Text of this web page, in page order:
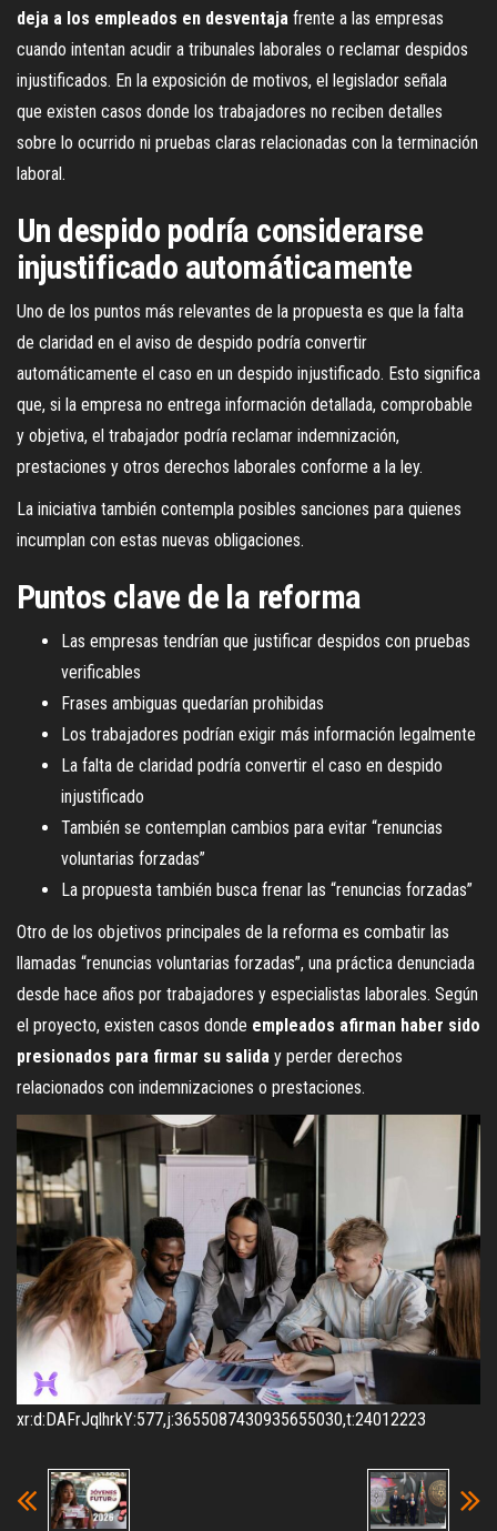
deja a los empleados en desventaja frente a las empresas
cuando intentan acudir a tribunales laborales o reclamar despidos
injustificados. En la exposición de motivos, el legislador señala
que existen casos donde los trabajadores no reciben detalles
sobre lo ocurrido ni pruebas claras relacionadas con la terminación
laboral.
Un despido podría considerarse
injustificado automáticamente
Uno de los puntos más relevantes de la propuesta es que la falta
de claridad en el aviso de despido podría convertir
automáticamente el caso en un despido injustificado. Esto significa
que, si la empresa no entrega información detallada, comprobable
y objetiva, el trabajador podría reclamar indemnización,
prestaciones y otros derechos laborales conforme a la ley.
La iniciativa también contempla posibles sanciones para quienes
incumplan con estas nuevas obligaciones.
Puntos clave de la reforma
Las empresas tendrían que justificar despidos con pruebas
verificables
Frases ambiguas quedarían prohibidas
Los trabajadores podrían exigir más información legalmente
La falta de claridad podría convertir el caso en despido
injustificado
También se contemplan cambios para evitar “renuncias
voluntarias forzadas”
La propuesta también busca frenar las “renuncias forzadas”
Otro de los objetivos principales de la reforma es combatir las
llamadas “renuncias voluntarias forzadas”, una práctica denunciada
desde hace años por trabajadores y especialistas laborales. Según
el proyecto, existen casos donde empleados afirman haber sido
presionados para firmar su salida y perder derechos
relacionados con indemnizaciones o prestaciones.
xr:d:DAFrJqlhrkY:577,j:3655087430935655030,t:24012223